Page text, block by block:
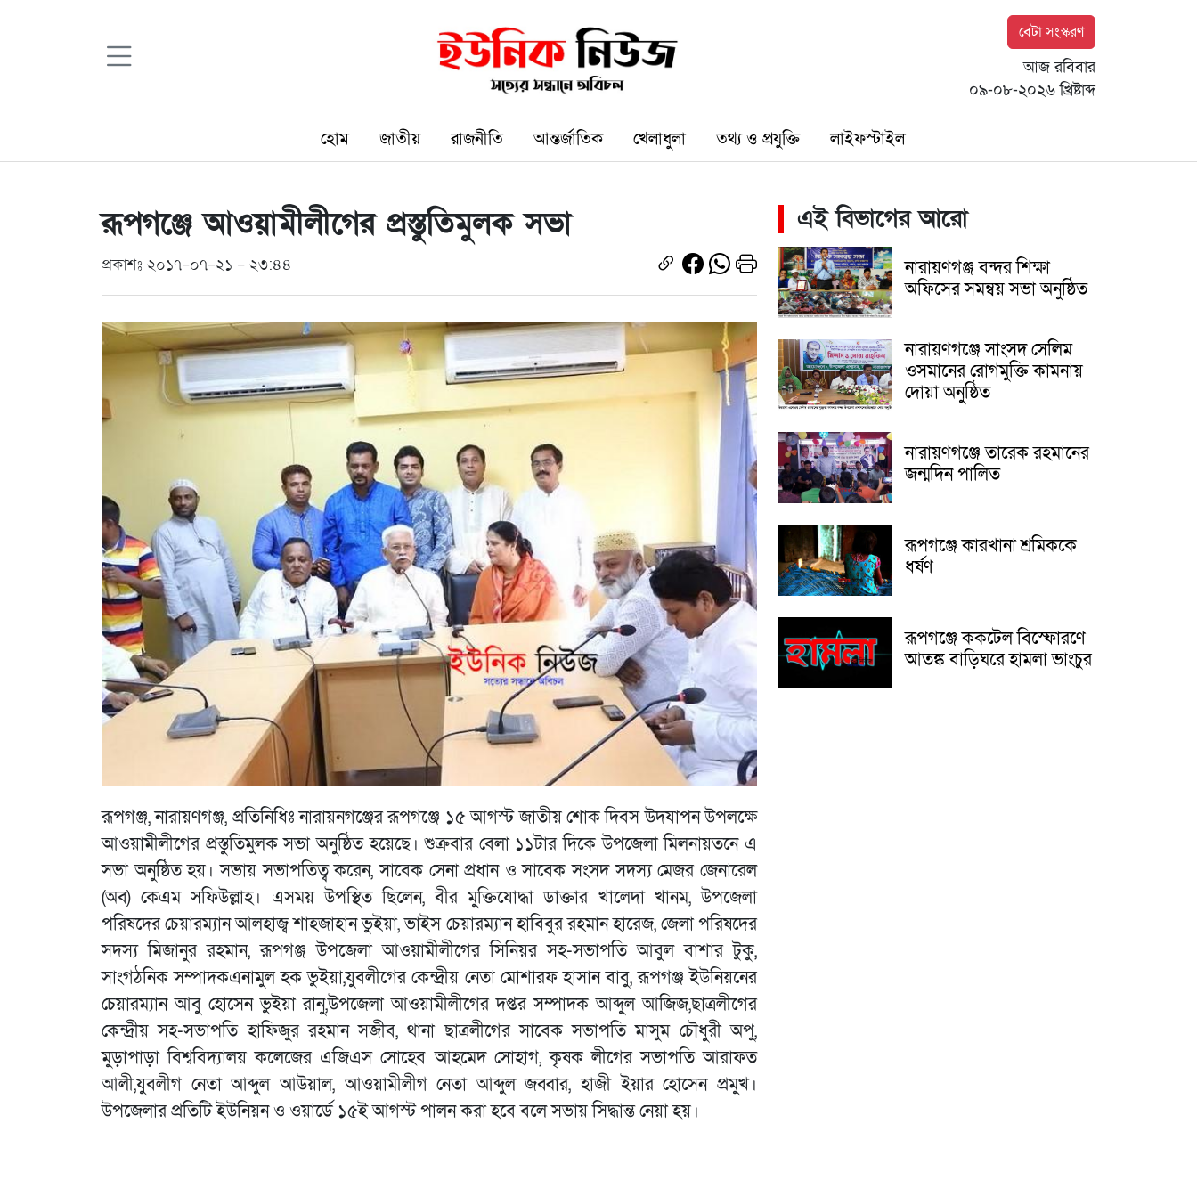
বেটা সংস্করণ
আজ রবিবার
০৯-০৮-২০২৬ খ্রিষ্টাব্দ
হোম জাতীয় রাজনীতি আন্তর্জাতিক খেলাধুলা তথ্য ও প্রযুক্তি লাইফস্টাইল
রূপগঞ্জে আওয়ামীলীগের প্রস্তুতিমুলক সভা
প্রকাশঃ ২০১৭-০৭-২১ - ২৩:৪৪
রূপগঞ্জ, নারায়ণগঞ্জ, প্রতিনিধিঃ নারায়নগঞ্জের রূপগঞ্জে ১৫ আগস্ট জাতীয় শোক দিবস উদযাপন উপলক্ষে
আওয়ামীলীগের প্রস্তুতিমুলক সভা অনুষ্ঠিত হয়েছে। শুক্রবার বেলা ১১টার দিকে উপজেলা মিলনায়তনে এ
সভা অনুষ্ঠিত হয়। সভায় সভাপতিত্ব করেন, সাবেক সেনা প্রধান ও সাবেক সংসদ সদস্য মেজর জেনারেল
(অব) কেএম সফিউল্লাহ। এসময় উপস্থিত ছিলেন, বীর মুক্তিযোদ্ধা ডাক্তার খালেদা খানম, উপজেলা
পরিষদের চেয়ারম্যান আলহাজ্ব শাহজাহান ভুইয়া, ভাইস চেয়ারম্যান হাবিবুর রহমান হারেজ, জেলা পরিষদের
সদস্য মিজানুর রহমান, রূপগঞ্জ উপজেলা আওয়ামীলীগের সিনিয়র সহ-সভাপতি আবুল বাশার টুকু,
সাংগঠনিক সম্পাদকএনামুল হক ভুইয়া,যুবলীগের কেন্দ্রীয় নেতা মোশারফ হাসান বাবু, রূপগঞ্জ ইউনিয়নের
চেয়ারম্যান আবু হোসেন ভুইয়া রানু,উপজেলা আওয়ামীলীগের দপ্তর সম্পাদক আব্দুল আজিজ,ছাত্রলীগের
কেন্দ্রীয় সহ-সভাপতি হাফিজুর রহমান সজীব, থানা ছাত্রলীগের সাবেক সভাপতি মাসুম চৌধুরী অপু,
মুড়াপাড়া বিশ্ববিদ্যালয় কলেজের এজিএস সোহেব আহমেদ সোহাগ, কৃষক লীগের সভাপতি আরাফত
আলী,যুবলীগ নেতা আব্দুল আউয়াল, আওয়ামীলীগ নেতা আব্দুল জব্বার, হাজী ইয়ার হোসেন প্রমুখ।
উপজেলার প্রতিটি ইউনিয়ন ও ওয়ার্ডে ১৫ই আগস্ট পালন করা হবে বলে সভায় সিদ্ধান্ত নেয়া হয়।
এই বিভাগের আরো
নারায়ণগঞ্জ বন্দর শিক্ষা
অফিসের সমন্বয় সভা অনুষ্ঠিত
নারায়ণগঞ্জে সাংসদ সেলিম
ওসমানের রোগমুক্তি কামনায়
দোয়া অনুষ্ঠিত
নারায়ণগঞ্জে তারেক রহমানের
জন্মদিন পালিত
রূপগঞ্জে কারখানা শ্রমিককে
ধর্ষণ
রূপগঞ্জে ককটেল বিস্ফোরণে
আতঙ্ক বাড়িঘরে হামলা ভাংচুর